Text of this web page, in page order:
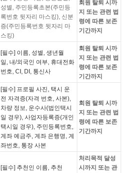
성별, 주민등록초본(주민등
록번호 뒷자리 마스킹), 신분
증(주민등록번호 뒷자리 마
스킹)
회원 탈퇴 시까
지 또는 관련 법
령에 따른 보존
기간까지
[필수] 이름, 성별, 생년월
일, 내/외국인 여부, 휴대전화
번호, CI, DI, 통신사
회원 탈퇴 시까
지 또는 관련 법
령에 따른 보존
기간까지
[필수] 프로필 사진, 택시 운
전 자격증(자격 번호, 사본),
차량 정보, 운수사(법인택시
일 경우), 사업자등록증(개인
택시일 경우), 주민등록번호,
계좌 예금주, 계좌 은행명, 계
좌번호, 통장 사본
회원 탈퇴 시까
지 또는 관련 법
령에 따른 보존
기간까지
[필수] 추천인 이름, 추천
처리목적 달성
시까지 또는 관